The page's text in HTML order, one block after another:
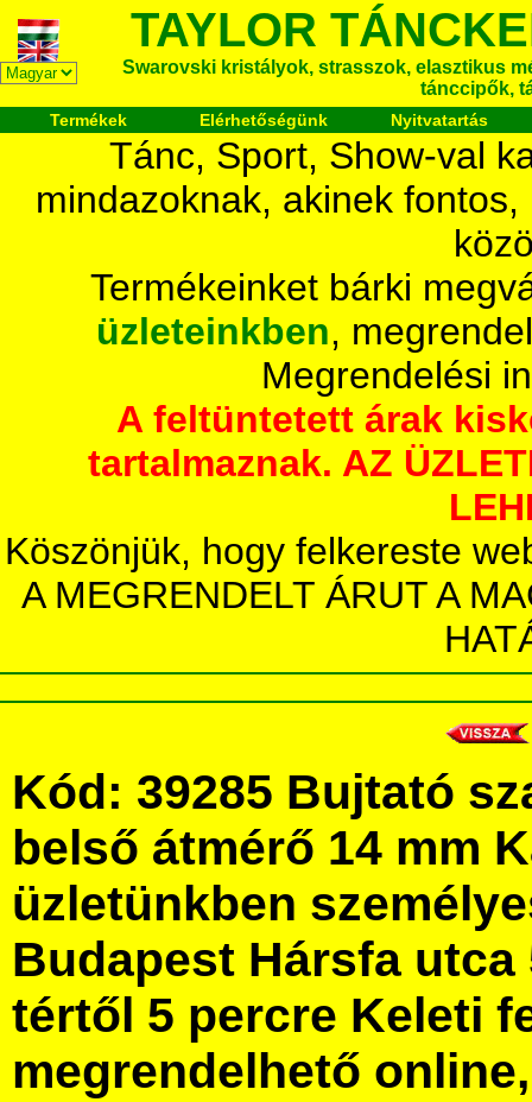
TAYLOR
Swarovski kristályok, strasszok, elasztikus
tánccipők,
Termékek Elérhetőségünk Nyitvatartás
Tánc, Sport, Show-val
mindazoknak, akinek
Termékeinket bárki
üzleteinkben,
Megrendelési
A feltüntetett árak
tartalmaznak. AZ
Köszönjük, hogy felkereste
A MEGRENDELT ÁRUT A
Kód: 39285 Bujtató
belső átmérő 14 mm
üzletünkben
Budapest Hársfa utca
tértől 5 percre Keleti
megrendelhető